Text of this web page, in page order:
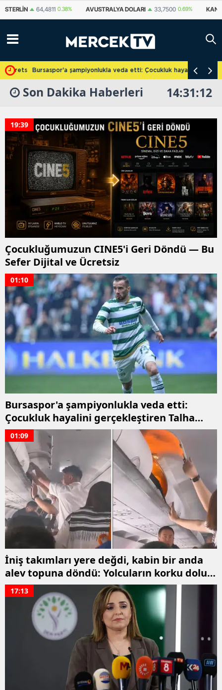
64,4811 0.38% AVUSTRALYA DOLARI 33,7500 0.69%
Bursaspor'a şampiyonlukla veda etti: Çocukluk hayalini
Son Dakika Haberleri 14:31:12
19:39
Çocukluğumuzun CINE5'i Geri Döndü — Bu
Sefer Dijital ve Ücretsiz
01:10
Bursaspor'a şampiyonlukla veda etti:
Çocukluk hayalini gerçekleştiren Talha
Yünkuş yeni takımına imzayı attı
01:09
İniş takımları yere değdi, kabin bir anda
alev topuna döndü: Yolcuların korku dolu
anları
17:13